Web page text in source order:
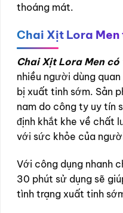
thoáng mát.
Chai Xịt Lora
Chai Xịt Lora Men
nhiều người dùng
bị xuất tinh sớm. Sản
nam do công ty uy tín
định khắt khe về chất
với sức khỏe của
Với công dụng nhanh
30 phút sử dụng sẽ
tình trạng xuất tinh